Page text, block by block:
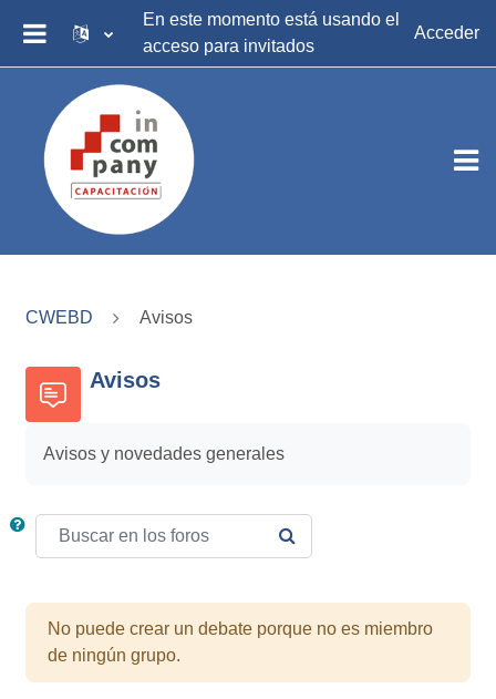
Salta al contenido principal
PANEL LATERAL
En este momento está usando el
acceso para invitados
Acceder
CWEBD Avisos
Avisos
Avisos y novedades generales
Buscar en los foros
BUSCAR EN LOS FOROS
No puede crear un debate porque no es miembro
de ningún grupo.